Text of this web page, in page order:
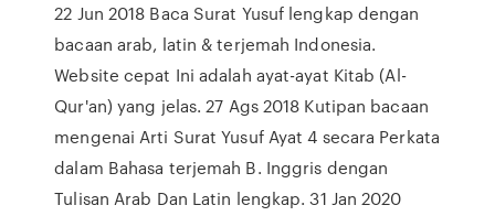
22 Jun 2018 Baca Surat Yusuf lengkap dengan
bacaan arab, latin & terjemah Indonesia.
Website cepat Ini adalah ayat-ayat Kitab (Al-
Qur'an) yang jelas. 27 Ags 2018 Kutipan bacaan
mengenai Arti Surat Yusuf Ayat 4 secara Perkata
dalam Bahasa terjemah B. Inggris dengan
Tulisan Arab Dan Latin lengkap. 31 Jan 2020